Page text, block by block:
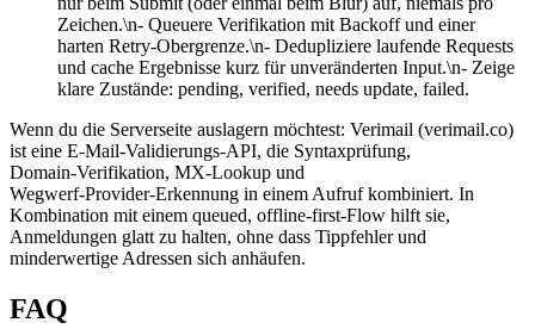
Zeichen.\n- Queuere Verifikation mit Backoff und einer
harten Retry‑Obergrenze.\n- Dedupliziere laufende Requests
und cache Ergebnisse kurz für unveränderten Input.\n- Zeige
klare Zustände: pending, verified, needs update, failed.
Wenn du die Serverseite auslagern möchtest: Verimail (verimail.co)
ist eine E‑Mail‑Validierungs‑API, die Syntaxprüfung,
Domain‑Verifikation, MX‑Lookup und
Wegwerf‑Provider‑Erkennung in einem Aufruf kombiniert. In
Kombination mit einem queued, offline‑first‑Flow hilft sie,
Anmeldungen glatt zu halten, ohne dass Tippfehler und
minderwertige Adressen sich anhäufen.
FAQ